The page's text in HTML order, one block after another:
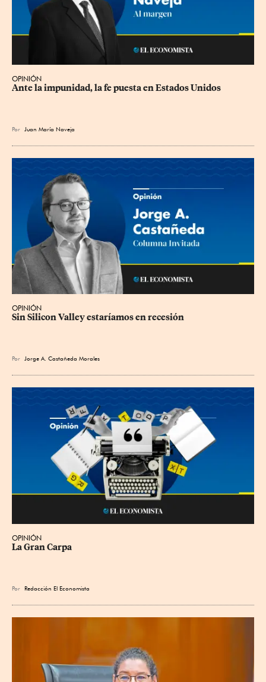
OPINIÓN
Ante la impunidad, la fe puesta en Estados Unidos
Por Juan María Naveja
OPINIÓN
Sin Silicon Valley estaríamos en recesión
Por Jorge A. Castañeda Morales
OPINIÓN
La Gran Carpa
Por Redacción El Economista